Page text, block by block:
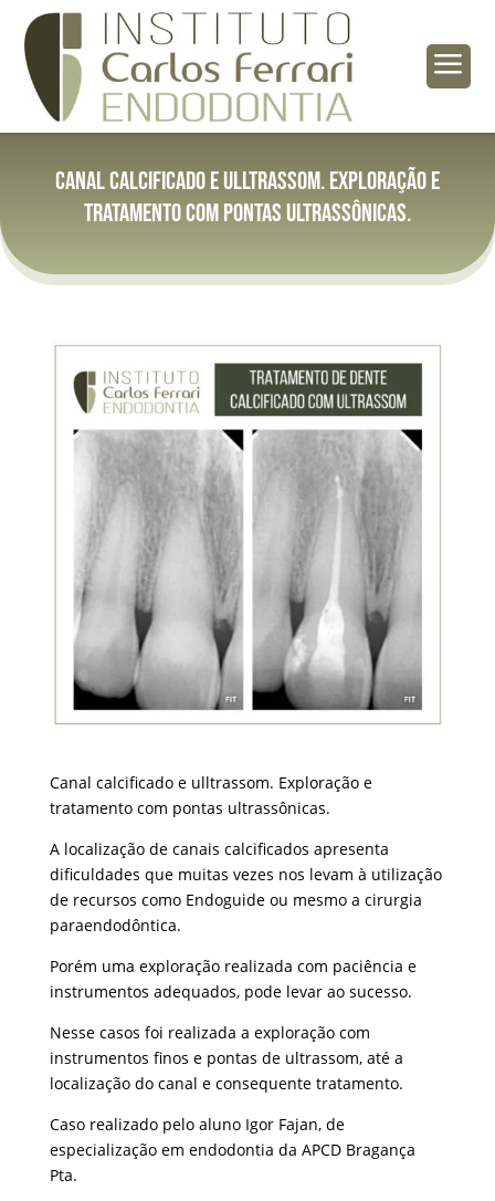
a
Canal calcificado e ulltrassom. Exploração e
tratamento com pontas ultrassônicas.
Canal calcificado e ulltrassom. Exploração e
tratamento com pontas ultrassônicas.
A localização de canais calcificados apresenta
dificuldades que muitas vezes nos levam à utilização
de recursos como Endoguide ou mesmo a cirurgia
paraendodôntica.
Porém uma exploração realizada com paciência e
instrumentos adequados, pode levar ao sucesso.
Nesse casos foi realizada a exploração com
instrumentos finos e pontas de ultrassom, até a
localização do canal e consequente tratamento.
Caso realizado pelo aluno Igor Fajan, de
especialização em endodontia da APCD Bragança
Pta.